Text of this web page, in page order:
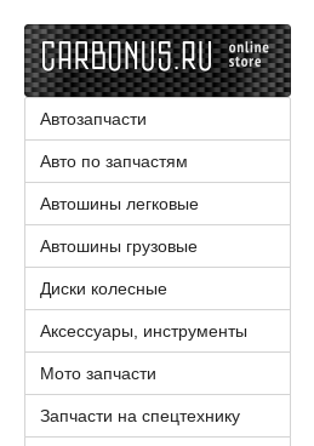
Автозапчасти
Авто по запчастям
Автошины легковые
Автошины грузовые
Диски колесные
Аксессуары, инструменты
Мото запчасти
Запчасти на спецтехнику